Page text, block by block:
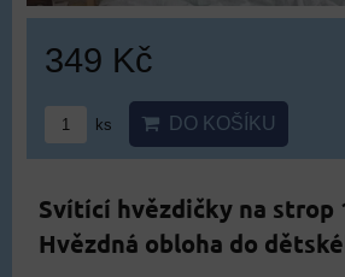
349 Kč
ks DO KOŠÍKU
Svítící hvězdičky na strop
Hvězdná obloha do